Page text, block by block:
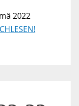
2022